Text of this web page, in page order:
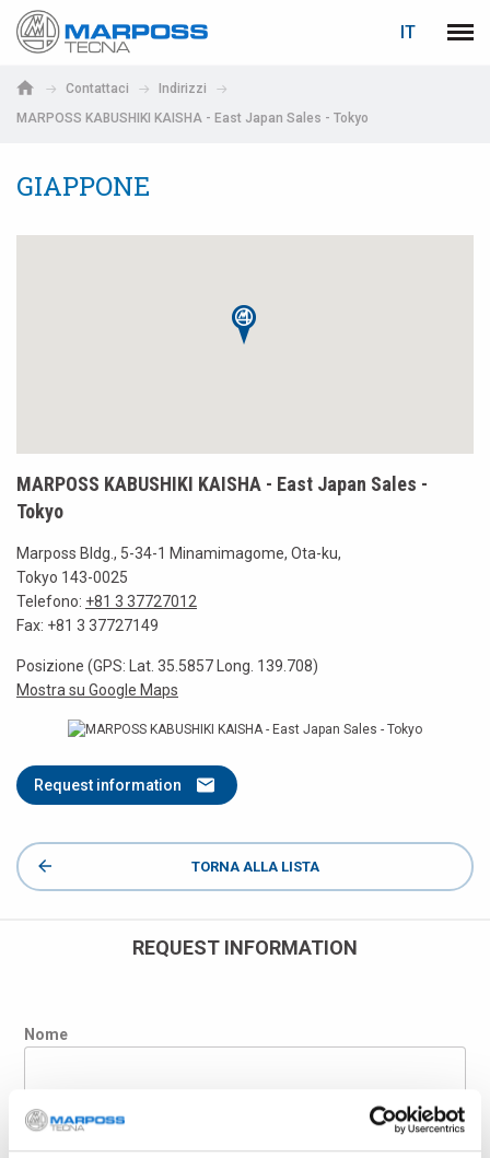
Marposs
IT
Menu
Contattaci
Indirizzi
MARPOSS KABUSHIKI KAISHA - East Japan Sales - Tokyo
GIAPPONE
MARPOSS KABUSHIKI KAISHA - East Japan Sales -
Tokyo
Marposs Bldg., 5-34-1 Minamimagome, Ota-ku,
Tokyo 143-0025
Telefono: +81 3 37727012
Fax: +81 3 37727149
Posizione (GPS: Lat. 35.5857 Long. 139.708)
Mostra su Google Maps
Request information
TORNA ALLA LISTA
REQUEST INFORMATION
Nome
Cognome
Deutsch
日本語 (Japanese)
LOGIN RECUPERA PASSWORD